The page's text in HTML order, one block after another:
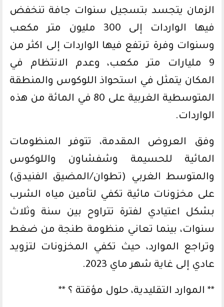
الزمان يتجسد بتسجيل سنوات جافة تنخفض
فيها الواردات إلى 300 مليون متر مكعب
وسنوات وفرة ترتفع فيها الواردات إلى اكثر من
9 مليارات متر مكعب، وعدم الانتظام في
المكان يتمثل في استحواذ اللوكوس والمنطقة
المتوسطية الغربية على 80 في المائة من هذه
الواردات.
وفق العروض المقدمة، تتوفر المنظومات
المائية للحسيمة وشفشاون واللوكوس
والمتوسط الغربي (تطوان/المضيق الفنيدق)
على مخزونات مائية تكفي لتأمين مياه الشرب
بشكل اعتيادي لفترة تتراوح بين سنة وثلاث
سنوات، بينما تعاني منظومة طنجة من ضغط
وتراجع الموارد، حيث تكفي المخزونات لتزويد
عادي إلى غاية شهر ماي 2023.
** الموارد التقليدية، حلول مؤقتة ؟ **